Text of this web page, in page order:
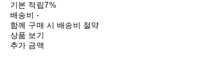
기본 적립7%
배송비 -
함께 구매 시 배송비 절약
상품 보기
추가 금액